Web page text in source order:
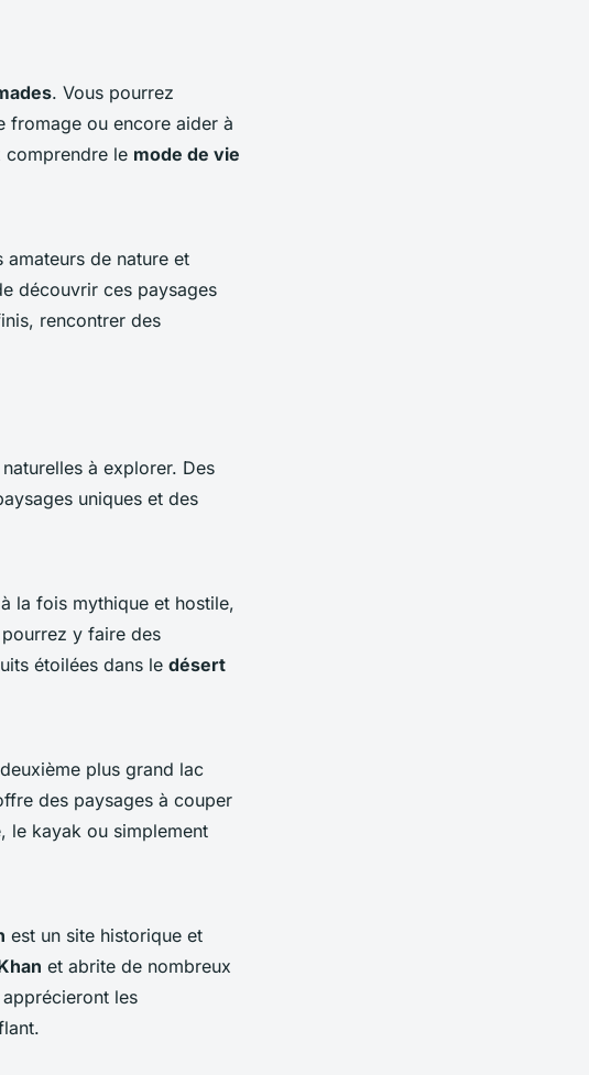
. Vous pourrez
fromage ou encore aider à
comprendre le mode de vie
de nature et
découvrir ces paysages
rencontrer des
à explorer. Des
uniques et des
la fois mythique et hostile,
y faire des
étoilées dans le désert
plus grand lac
des paysages à couper
le kayak ou simplement
est un site historique et
et abrite de nombreux
les